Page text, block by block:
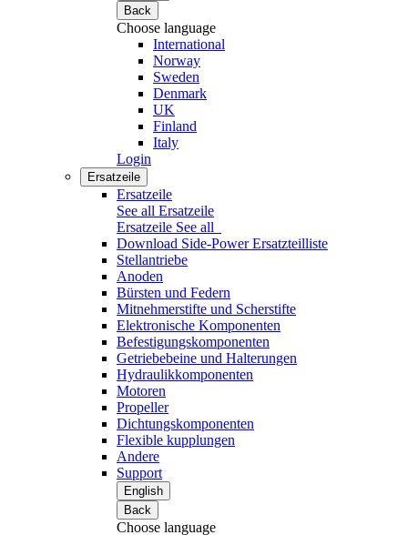
Back
Choose language
International
Norway
Sweden
Denmark
UK
Finland
Italy
Login
Ersatzeile
Ersatzeile
See all Ersatzeile
Ersatzeile See all
Download Side-Power Ersatzteilliste
Stellantriebe
Anoden
Bürsten und Federn
Mitnehmerstifte und Scherstifte
Elektronische Komponenten
Befestigungskomponenten
Getriebebeine und Halterungen
Hydraulikkomponenten
Motoren
Propeller
Dichtungskomponenten
Flexible kupplungen
Andere
Support
English
Back
Choose language